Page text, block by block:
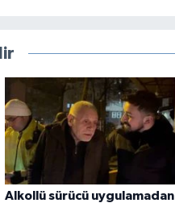
Alkollü sürücü uygulamadan